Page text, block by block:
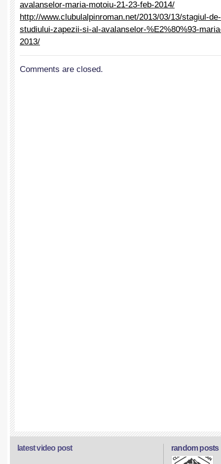
avalanselor-maria-motoiu-21-23-feb-2014/
http://www.clubulalpinroman.net/2013/03/13/stagiul-
studiului-zapezii-si-al-avalanselor-%E2%80%93-
2013/
Comments are closed.
random posts
latest video post